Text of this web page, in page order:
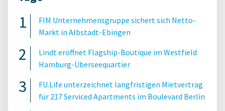
FIM Unternehmensgruppe sichert sich Netto-
Markt in Albstadt-Ebingen
Lindt eröffnet Flagship-Boutique im Westfield
Hamburg-Überseequartier
FU.Life unterzeichnet langfristigen Mietvertrag
für 217 Serviced Apartments im Boulevard Berlin